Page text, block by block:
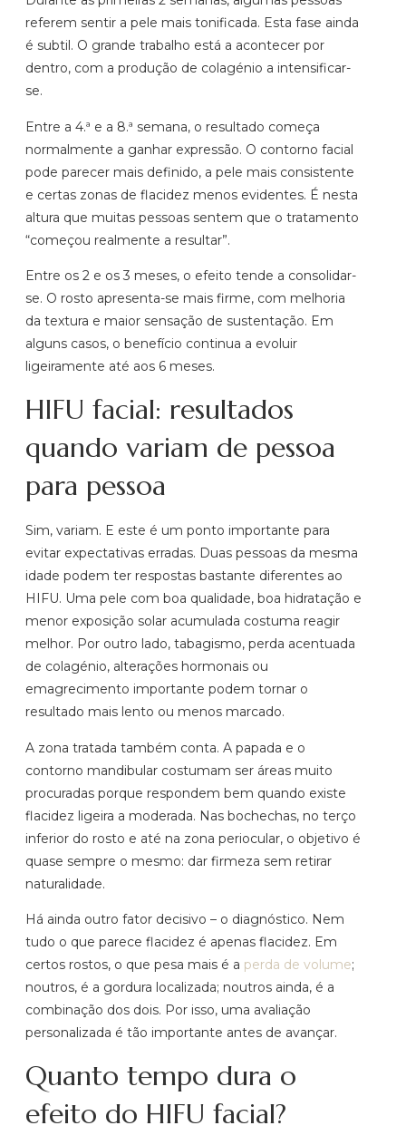
referem sentir a pele mais tonificada. Esta fase ainda
é subtil. O grande trabalho está a acontecer por
dentro, com a produção de colagénio a intensificar-
se.
Entre a 4.ª e a 8.ª semana, o resultado começa
normalmente a ganhar expressão. O contorno facial
pode parecer mais definido, a pele mais consistente
e certas zonas de flacidez menos evidentes. É nesta
altura que muitas pessoas sentem que o tratamento
“começou realmente a resultar”.
Entre os 2 e os 3 meses, o efeito tende a consolidar-
se. O rosto apresenta-se mais firme, com melhoria
da textura e maior sensação de sustentação. Em
alguns casos, o benefício continua a evoluir
ligeiramente até aos 6 meses.
HIFU facial: resultados
quando variam de pessoa
para pessoa
Sim, variam. E este é um ponto importante para
evitar expectativas erradas. Duas pessoas da mesma
idade podem ter respostas bastante diferentes ao
HIFU. Uma pele com boa qualidade, boa hidratação e
menor exposição solar acumulada costuma reagir
melhor. Por outro lado, tabagismo, perda acentuada
de colagénio, alterações hormonais ou
emagrecimento importante podem tornar o
resultado mais lento ou menos marcado.
A zona tratada também conta. A papada e o
contorno mandibular costumam ser áreas muito
procuradas porque respondem bem quando existe
flacidez ligeira a moderada. Nas bochechas, no terço
inferior do rosto e até na zona periocular, o objetivo é
quase sempre o mesmo: dar firmeza sem retirar
naturalidade.
Há ainda outro fator decisivo – o diagnóstico. Nem
tudo o que parece flacidez é apenas flacidez. Em
certos rostos, o que pesa mais é a perda de volume;
noutros, é a gordura localizada; noutros ainda, é a
combinação dos dois. Por isso, uma avaliação
personalizada é tão importante antes de avançar.
Quanto tempo dura o
efeito do HIFU facial?